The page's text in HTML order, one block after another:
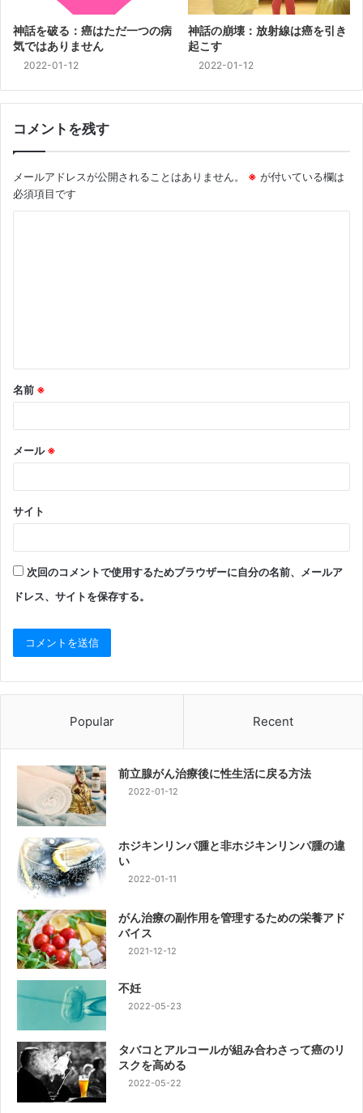
神話を破る：癌はただ一つの病
気ではありません
2022-01-12
神話の崩壊：放射線は癌を引き
起こす
2022-01-12
コメントを残す
メールアドレスが公開されることはありません。 ※ が付いている欄は
必須項目です
名前 ※
メール※
サイト
次回のコメントで使用するためブラウザーに自分の名前、メールア
ドレス、サイトを保存する。
Popular Recent
前立腺がん治療後に性生活に戻る方法
2022-01-12
ホジキンリンパ腫と非ホジキンリンパ腫の違
い
2022-01-11
がん治療の副作用を管理するための栄養アド
バイス
2021-12-12
不妊
2022-05-23
タバコとアルコールが組み合わさって癌のリ
スクを高める
2022-05-22